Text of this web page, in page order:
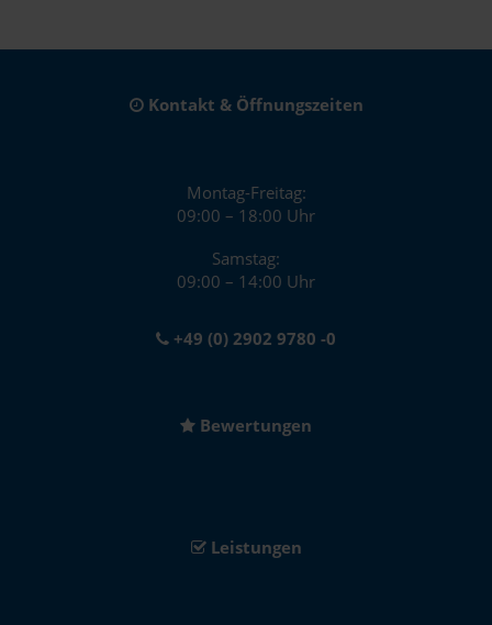
Kontakt & Öffnungszeiten
Montag-Freitag:
09:00 – 18:00 Uhr
Samstag:
09:00 – 14:00 Uhr
+49 (0) 2902 9780 -0
Bewertungen
Leistungen